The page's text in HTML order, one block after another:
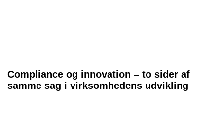
Compliance og innovation – to sider af
samme sag i virksomhedens udvikling